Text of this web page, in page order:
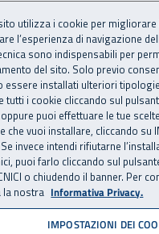
- Istituto
- Ti trovi in:
e documenti
Consiglio di Amministrazione
2022
2022
utilizza i cookie per migliorare
l’esperienza di navigazione
sono indispensabili per
del sito. Solo previo
essere installati ulteriori
tutti i cookie cliccando sul
oppure puoi effettuare le tue
che vuoi installare, cliccando su
Se invece intendi rifiutarne
puoi farlo cliccando sul pulsante
o chiudendo il banner. Per
la nostra Informativa Privacy.
IMPOSTAZIONI DEI